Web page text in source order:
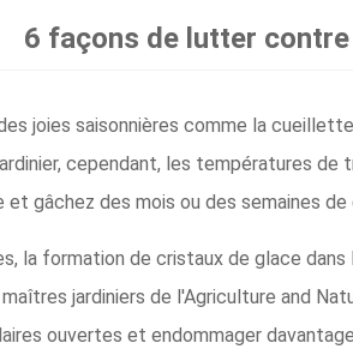
6 façons de lutter
joies saisonnières comme la
cependant, les températures
gâchez des mois ou des semaines de
la formation de cristaux de glace
jardiniers de l'Agriculture and
ouvertes et endommager